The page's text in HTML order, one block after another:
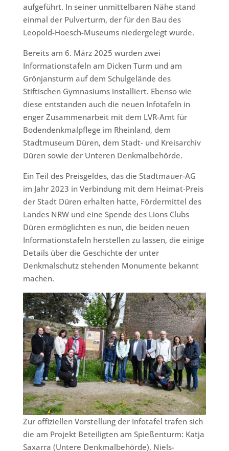
aufgeführt. In seiner unmittelbaren Nähe stand
einmal der Pulverturm, der für den Bau des
Leopold-Hoesch-Museums niedergelegt wurde.
Bereits am 6. März 2025 wurden zwei
Informationstafeln am Dicken Turm und am
Grönjansturm auf dem Schulgelände des
Stiftischen Gymnasiums installiert. Ebenso wie
diese entstanden auch die neuen Infotafeln in
enger Zusammenarbeit mit dem LVR-Amt für
Bodendenkmalpflege im Rheinland, dem
Stadtmuseum Düren, dem Stadt- und Kreisarchiv
Düren sowie der Unteren Denkmalbehörde.
Ein Teil des Preisgeldes, das die Stadtmauer-AG
im Jahr 2023 in Verbindung mit dem Heimat-Preis
der Stadt Düren erhalten hatte, Fördermittel des
Landes NRW und eine Spende des Lions Clubs
Düren ermöglichten es nun, die beiden neuen
Informationstafeln herstellen zu lassen, die einige
Details über die Geschichte der unter
Denkmalschutz stehenden Monumente bekannt
machen.
Zur offiziellen Vorstellung der Infotafel trafen sich
die am Projekt Beteiligten am Spießenturm: Katja
Saxarra (Untere Denkmalbehörde), Niels-